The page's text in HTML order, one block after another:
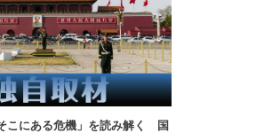
こにある危機」を読み解く 国